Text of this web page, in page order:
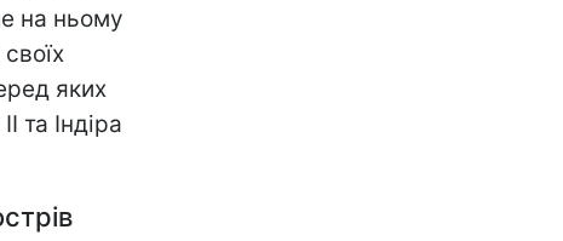
на ньому
яких
та Індіра